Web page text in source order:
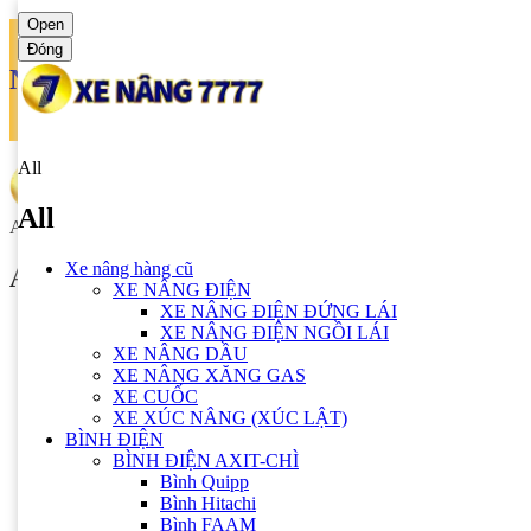
Ngôn ngữ
All
All
Xe nâng hàng cũ
XE NÂNG ĐIỆN
XE NÂNG ĐIỆN ĐỨNG LÁI
XE NÂNG ĐIỆN NGỒI LÁI
XE NÂNG DẦU
XE NÂNG XĂNG GAS
XE CUỐC
XE XÚC NÂNG (XÚC LẬT)
BÌNH ĐIỆN
BÌNH ĐIỆN AXIT-CHÌ
Open
Đóng
All
All
Xe nâng hàng cũ
XE NÂNG ĐIỆN
XE NÂNG ĐIỆN ĐỨNG LÁI
XE NÂNG ĐIỆN NGỒI LÁI
XE NÂNG DẦU
XE NÂNG XĂNG GAS
XE CUỐC
XE XÚC NÂNG (XÚC LẬT)
BÌNH ĐIỆN
BÌNH ĐIỆN AXIT-CHÌ
Bình Quipp
Bình Hitachi
Bình FAAM